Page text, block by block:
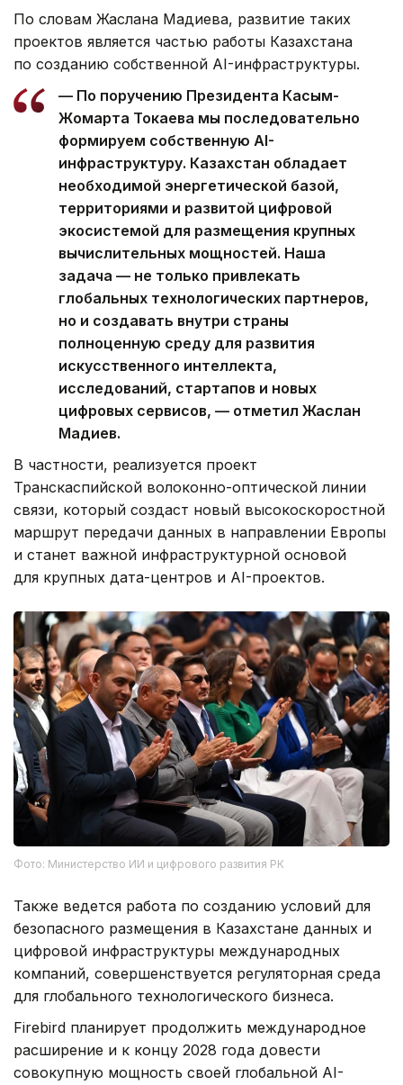
По словам Жаслана Мадиева, развитие таких
проектов является частью работы Казахстана
по созданию собственной AI-инфраструктуры.
— По поручению Президента Касым-
Жомарта Токаева мы последовательно
формируем собственную AI-
инфраструктуру. Казахстан обладает
необходимой энергетической базой,
территориями и развитой цифровой
экосистемой для размещения крупных
вычислительных мощностей. Наша
задача — не только привлекать
глобальных технологических партнеров,
но и создавать внутри страны
полноценную среду для развития
искусственного интеллекта,
исследований, стартапов и новых
цифровых сервисов, — отметил Жаслан
Мадиев.
В частности, реализуется проект
Транскаспийской волоконно-оптической линии
связи, который создаст новый высокоскоростной
маршрут передачи данных в направлении Европы
и станет важной инфраструктурной основой
для крупных дата-центров и AI-проектов.
Фото: Министерство ИИ и цифрового развития РК
Также ведется работа по созданию условий для
безопасного размещения в Казахстане данных и
цифровой инфраструктуры международных
компаний, совершенствуется регуляторная среда
для глобального технологического бизнеса.
Firebird планирует продолжить международное
расширение и к концу 2028 года довести
совокупную мощность своей глобальной AI-